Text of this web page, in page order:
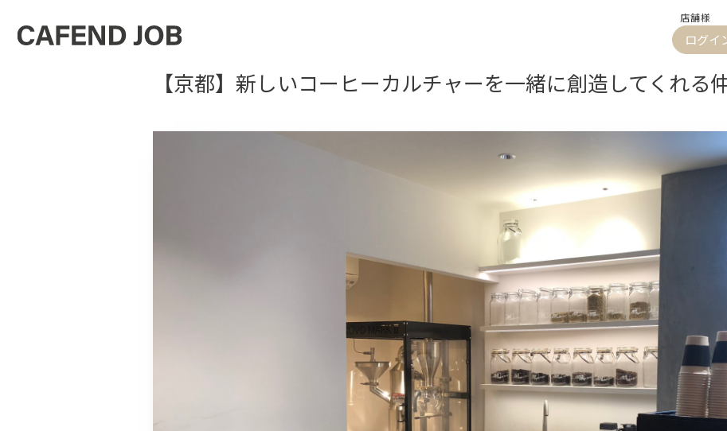
店舗様
ログイ
【京都】新しいコーヒーカルチャーを一緒に創造してくれる